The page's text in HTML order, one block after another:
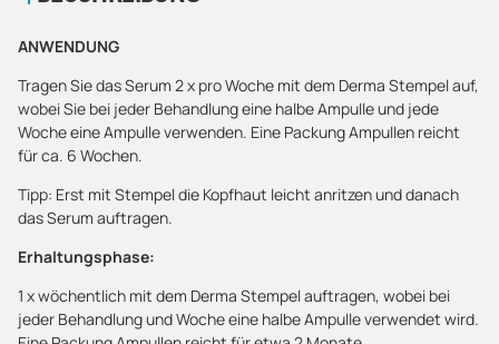
ANWENDUNG
Tragen Sie das Serum 2 x pro Woche mit dem Derma Stempel auf,
wobei Sie bei jeder Behandlung eine halbe Ampulle und jede
Woche eine Ampulle verwenden. Eine Packung Ampullen reicht
für ca. 6 Wochen.
Tipp: Erst mit Stempel die Kopfhaut leicht anritzen und danach
das Serum auftragen.
Erhaltungsphase:
1 x wöchentlich mit dem Derma Stempel auftragen, wobei bei
jeder Behandlung und Woche eine halbe Ampulle verwendet wird.